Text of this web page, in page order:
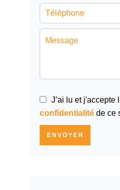
J’ai lu et j'accepte
confidentialité de ce
ENVOYER